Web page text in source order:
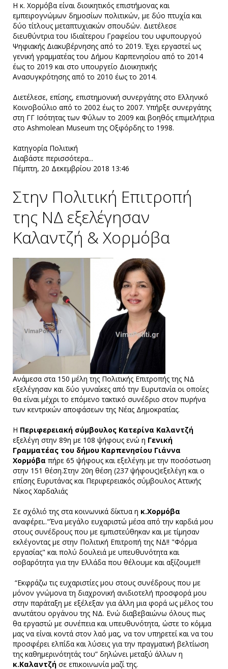
Η κ. Χορμόβα είναι διοικητικός επιστήμονας και
εμπειρογνώμων δημοσίων πολιτικών, με δύο πτυχία και
δύο τίτλους μεταπτυχιακών σπουδών. Διετέλεσε
διευθύντρια του Ιδιαίτερου Γραφείου του υφυπουργού
Ψηφιακής Διακυβέρνησης από το 2019. Έχει εργαστεί ως
γενική γραμματέας του Δήμου Καρπενησίου από το 2014
έως το 2019 και στο υπουργείο Διοικητικής
Ανασυγκρότησης από το 2010 έως το 2014.
Διετέλεσε, επίσης, επιστημονική συνεργάτης στο Ελληνικό
Κοινοβούλιο από το 2002 έως το 2007. Υπήρξε συνεργάτης
στη ΓΓ Ισότητας των Φύλων το 2009 και βοηθός επιμελήτρια
στο Αshmolean Museum της Οξφόρδης το 1998.
Κατηγορία Πολιτική
Διαβάστε περισσότερα...
Πέμπτη, 20 Δεκεμβρίου 2018 13:46
Στην Πολιτική Επιτροπή
της ΝΔ εξελέγησαν
Καλαντζή & Χορμόβα
Ανάμεσα στα 150 μέλη της Πολιτικής Επιτροπής της ΝΔ
εξελέγησαν και δύο γυναίκες από την Ευρυτανία οι οποίες
θα είναι μέχρι το επόμενο τακτικό συνέδριο στον πυρήνα
των κεντρικών αποφάσεων της Νέας Δημοκρατίας.
Η Περιφερειακή σύμβουλος Κατερίνα Καλαντζή
εξελέγη στην 89η με 108 ψήφους ενώ η Γενική
Γραμματέας του δήμου Καρπενησίου Γιάννα
Χορμόβα πήρε 65 ψήφους και εξελέγηι με την ποσόστωση
στην 151 θέση.Στην 20η θέση (237 ψήφους)εξελέγη και ο
επίσης Ευρυτάνας και Περιφερειακός σύμβουλος Αττικής
Νίκος Χαρδαλιάς
Σε σχόλιό της στα κοινωνικά δίκτυα η κ.Χορμόβα
αναφέρει.."Ένα μεγάλο ευχαριστώ μέσα από την καρδιά μου
στους συνέδρους που με εμπιστεύθηκαν και με τίμησαν
εκλέγοντας με στην Πολιτική Επιτροπή της ΝΔ!! "Φόρμα
εργασίας" και πολύ δουλειά με υπευθυνότητα και
σοβαρότητα για την Ελλάδα που θέλουμε και αξίζουμε!!!
“Εκφράζω τις ευχαριστίες μου στους συνέδρους που με
μόνον γνώμονα τη διαχρονική ανιδιοτελή προσφορά μου
στην παράταξη με εξέλεξαν για άλλη μια φορά ως μέλος του
ανωτάτου οργάνου της ΝΔ. Ενώ διαβεβαιώνω όλους πως
θα εργαστώ με συνέπεια και υπευθυνότητα, ώστε το κόμμα
μας να είναι κοντά στον λαό μας, να τον υπηρετεί και να του
προσφέρει ελπίδα και λύσεις για την πραγματική βελτίωση
της καθημερινότητάς του” δηλώνει μεταξύ άλλων η
κ.Καλαντζή σε επικοινωνία μαζί της.